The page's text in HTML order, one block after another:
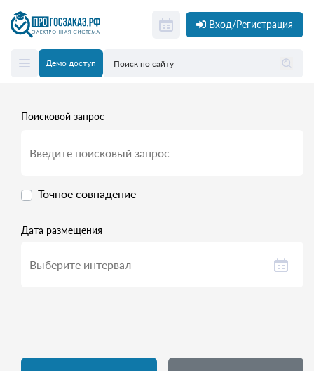
Вход/Регистрация
Демо доступ
Поисковой запрос
Точное совпадение
Дата размещения